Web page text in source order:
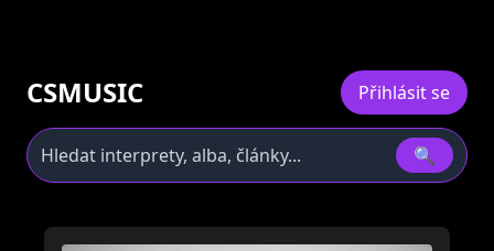
CSMUSIC Přihlásit se
🔍